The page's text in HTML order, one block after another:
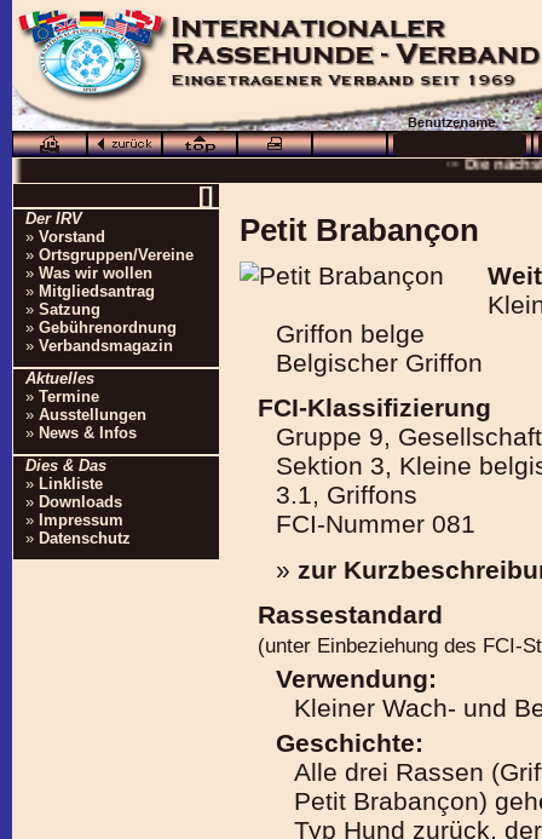
[]
Der IRV
» Vorstand
» Ortsgruppen/Vereine
» Was wir wollen
» Mitgliedsantrag
» Satzung
» Gebührenordnung
» Verbandsmagazin
Aktuelles
» Termine
» Ausstellungen
» News & Infos
Dies & Das
» Linkliste
» Downloads
» Impressum
» Datenschutz
Petit Brabançon
Griffon belge
Belgischer Griffon
FCI-Klassifizierung
Gruppe 9,
Sektion 3, Kleine
3.1, Griffons
FCI-Nummer 081
» zur
Rassestandard
(unter Einbeziehung des FCI-
Verwendung:
Kleiner Wach- und
Geschichte:
Alle drei Rassen
Petit Brabançon)
Typ Hund zurück,
···
··· Die
··· Besuchen Sie